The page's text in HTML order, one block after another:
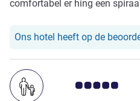
comfortabel er hing een
Ons hotel heeft op de
Avis-